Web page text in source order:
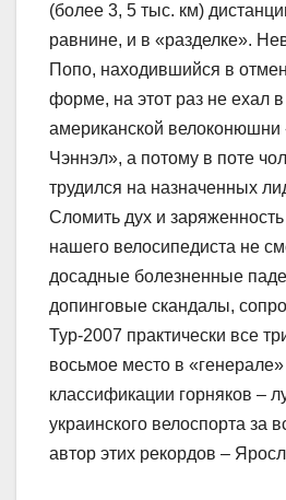
(более 3, 5 тыс. км)
равнине, и в «разделке».
Попо, находившийся в
форме, на этот раз не ехал в
американской велоконюшни
Чэннэл», а потому в поте
трудился на назначенных
Сломить дух и заряженность
нашего велосипедиста не
досадные болезненные
допинговые скандалы,
Тур-2007 практически все
восьмое место в «генерале»
классификации горняков –
украинского велоспорта за
автор этих рекордов –